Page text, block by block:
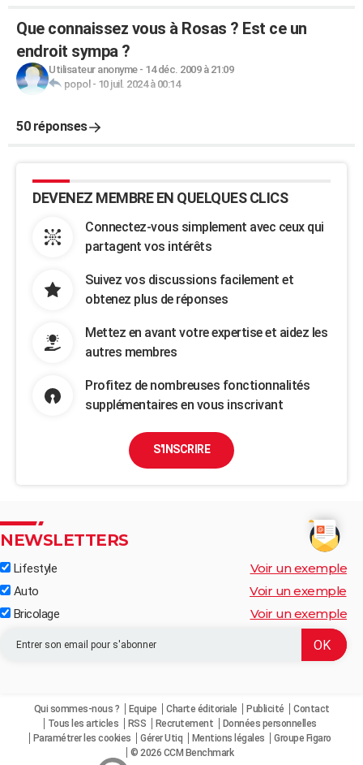
Que connaissez vous à Rosas ? Est ce un
endroit sympa ?
Utilisateur anonyme- 14 déc. 2009 à 21:09
popol - 10 juil. 2024 à 00:14
50 réponses
DEVENEZ MEMBRE EN QUELQUES CLICS
Connectez-vous simplement avec ceux qui
partagent vos intérêts
Suivez vos discussions facilement et
obtenez plus de réponses
Mettez en avant votre expertise et aidez les
autres membres
Profitez de nombreuses fonctionnalités
supplémentaires en vous inscrivant
S'INSCRIRE
NEWSLETTERS
Lifestyle Voir un exemple
Auto Voir un exemple
Bricolage Voir un exemple
Qui sommes-nous ? Equipe Charte éditoriale Publicité
Contact
Tous les articles
RSS Recrutement
Données personnelles
Paramétrer les cookies
Gérer Utiq Mentions légales
Groupe Figaro
© 2026 CCM Benchmark